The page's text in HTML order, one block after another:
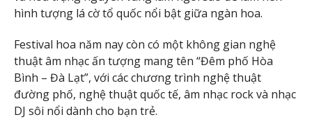
hình tượng lá cờ tổ quốc nổi bật giữa ngàn hoa.
Festival hoa năm nay còn có một không gian nghệ
thuật âm nhạc ấn tượng mang tên “Đêm phố Hòa
Bình – Đà Lạt”, với các chương trình nghệ thuật
đường phố, nghệ thuật quốc tế, âm nhạc rock và nhạc
DJ sôi nổi dành cho bạn trẻ.